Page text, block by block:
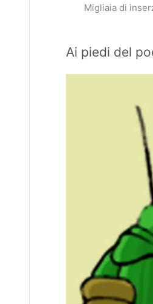
Migliaia di
Ai piedi del